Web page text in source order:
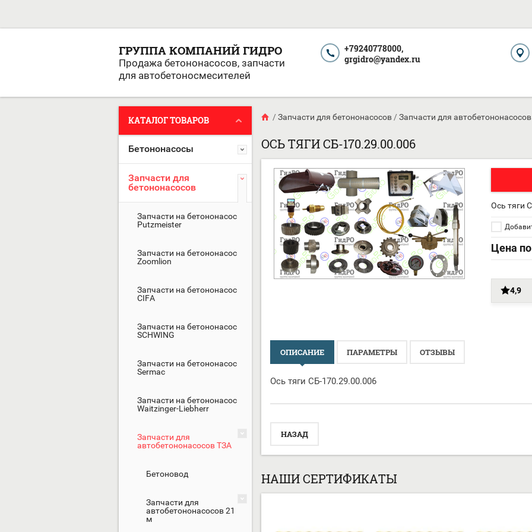
ГРУППА КОМПАНИЙ ГИДРО
Продажа бетононасосов, запчасти
для автобетоносмесителей
+79240778000,
grgidro@yandex.ru
КАТАЛОГ ТОВАРОВ
Бетононасосы
Запчасти для
бетононасосов
Запчасти на бетононасос
Putzmeister
Запчасти на бетононасос
Zoomlion
Запчасти на бетононасос
CIFA
Запчасти на бетононасос
SCHWING
Запчасти на бетононасос
Sermac
Запчасти на бетононасос
Waitzinger-Liebherr
Запчасти для
автобетононасосов ТЗА
Бетоновод
Запчасти для
автобетононасосов 21
м
/ Запчасти для бетононасосов / Запчасти для
ОСЬ ТЯГИ СБ-170.29.00.006
Ось тяги
Цена
4,9
ОПИСАНИЕ ПАРАМЕТРЫ ОТЗЫВЫ
Ось тяги СБ-170.29.00.006
НАЗАД
НАШИ СЕРТИФИКАТЫ